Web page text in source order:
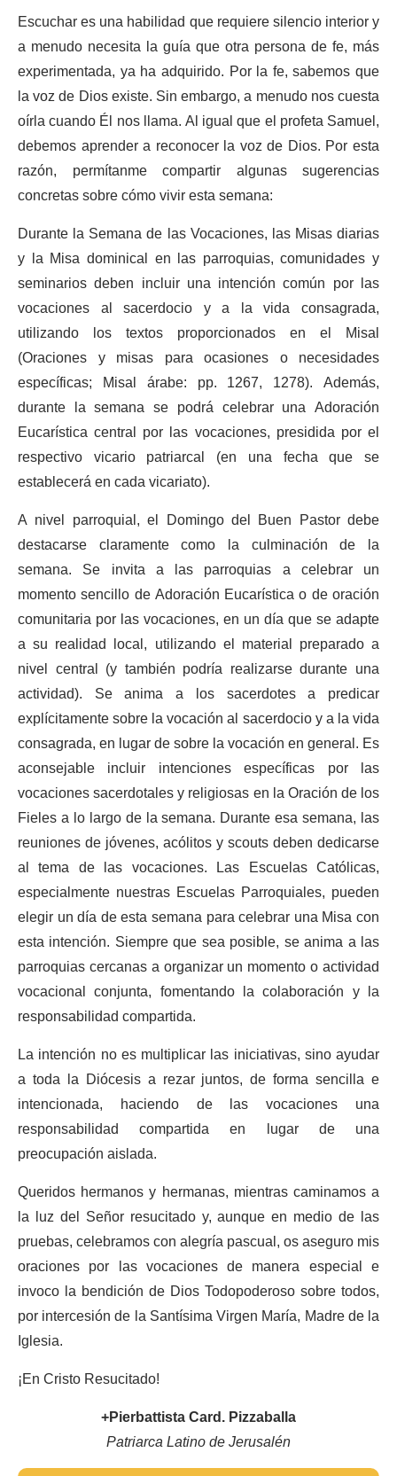
Escuchar es una habilidad que requiere silencio interior y
a menudo necesita la guía que otra persona de fe, más
experimentada, ya ha adquirido. Por la fe, sabemos que
la voz de Dios existe. Sin embargo, a menudo nos cuesta
oírla cuando Él nos llama. Al igual que el profeta Samuel,
debemos aprender a reconocer la voz de Dios. Por esta
razón, permítanme compartir algunas sugerencias
concretas sobre cómo vivir esta semana:
Durante la Semana de las Vocaciones, las Misas diarias
y la Misa dominical en las parroquias, comunidades y
seminarios deben incluir una intención común por las
vocaciones al sacerdocio y a la vida consagrada,
utilizando los textos proporcionados en el Misal
(Oraciones y misas para ocasiones o necesidades
específicas; Misal árabe: pp. 1267, 1278). Además,
durante la semana se podrá celebrar una Adoración
Eucarística central por las vocaciones, presidida por el
respectivo vicario patriarcal (en una fecha que se
establecerá en cada vicariato).
A nivel parroquial, el Domingo del Buen Pastor debe
destacarse claramente como la culminación de la
semana. Se invita a las parroquias a celebrar un
momento sencillo de Adoración Eucarística o de oración
comunitaria por las vocaciones, en un día que se adapte
a su realidad local, utilizando el material preparado a
nivel central (y también podría realizarse durante una
actividad). Se anima a los sacerdotes a predicar
explícitamente sobre la vocación al sacerdocio y a la vida
consagrada, en lugar de sobre la vocación en general. Es
aconsejable incluir intenciones específicas por las
vocaciones sacerdotales y religiosas en la Oración de los
Fieles a lo largo de la semana. Durante esa semana, las
reuniones de jóvenes, acólitos y scouts deben dedicarse
al tema de las vocaciones. Las Escuelas Católicas,
especialmente nuestras Escuelas Parroquiales, pueden
elegir un día de esta semana para celebrar una Misa con
esta intención. Siempre que sea posible, se anima a las
parroquias cercanas a organizar un momento o actividad
vocacional conjunta, fomentando la colaboración y la
responsabilidad compartida.
La intención no es multiplicar las iniciativas, sino ayudar
a toda la Diócesis a rezar juntos, de forma sencilla e
intencionada, haciendo de las vocaciones una
responsabilidad compartida en lugar de una
preocupación aislada.
Queridos hermanos y hermanas, mientras caminamos a
la luz del Señor resucitado y, aunque en medio de las
pruebas, celebramos con alegría pascual, os aseguro mis
oraciones por las vocaciones de manera especial e
invoco la bendición de Dios Todopoderoso sobre todos,
por intercesión de la Santísima Virgen María, Madre de la
Iglesia.
¡En Cristo Resucitado!
+Pierbattista Card. Pizzaballa
Patriarca Latino de Jerusalén